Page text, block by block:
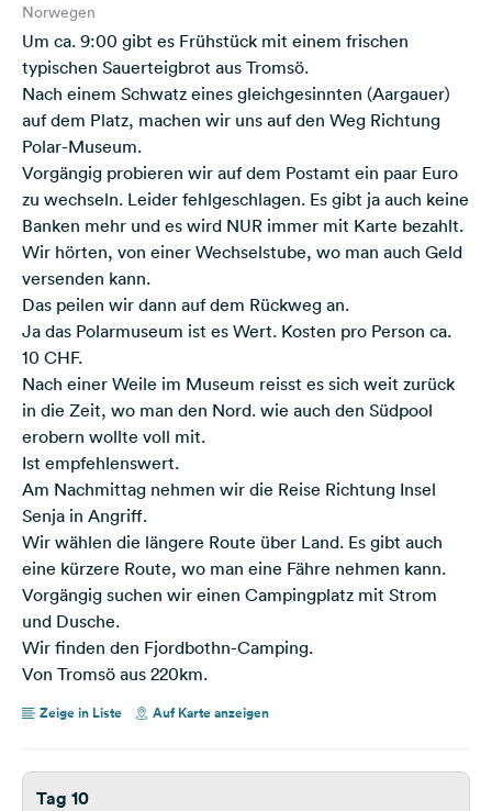
Norwegen
Um ca. 9:00 gibt es Frühstück mit einem frischen
typischen Sauerteigbrot aus Tromsö.
Nach einem Schwatz eines gleichgesinnten (Aargauer)
auf dem Platz, machen wir uns auf den Weg Richtung
Polar-Museum.
Vorgängig probieren wir auf dem Postamt ein paar Euro
zu wechseln. Leider fehlgeschlagen. Es gibt ja auch keine
Banken mehr und es wird NUR immer mit Karte bezahlt.
Wir hörten, von einer Wechselstube, wo man auch Geld
versenden kann.
Das peilen wir dann auf dem Rückweg an.
Ja das Polarmuseum ist es Wert. Kosten pro Person ca.
10 CHF.
Nach einer Weile im Museum reisst es sich weit zurück
in die Zeit, wo man den Nord. wie auch den Südpool
erobern wollte voll mit.
Ist empfehlenswert.
Am Nachmittag nehmen wir die Reise Richtung Insel
Senja in Angriff.
Wir wählen die längere Route über Land. Es gibt auch
eine kürzere Route, wo man eine Fähre nehmen kann.
Vorgängig suchen wir einen Campingplatz mit Strom
und Dusche.
Wir finden den Fjordbothn-Camping.
Von Tromsö aus 220km.
Zeige in Liste Auf Karte anzeigen
Tag 10